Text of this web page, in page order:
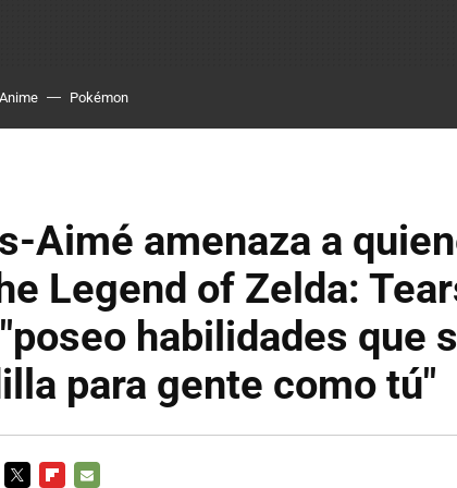
Anime Pokémon
Aimé amenaza a
Legend of Zelda:
habilidades que
para gente como tú"